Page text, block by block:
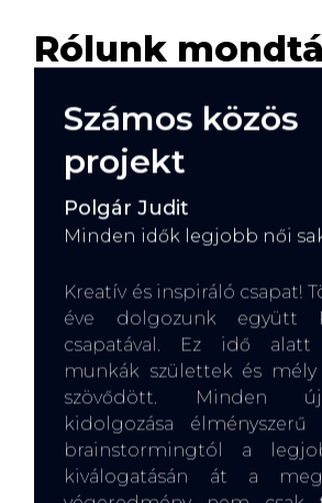
Rólunk
Számos közös
projekt
Polgár Judit
Minden idők legjobb női
Kreatív és inspiráló csapat!
éve dolgozunk együtt
csapatával. Ez idő alatt
munkák születtek és mély
szövődött. Minden
kidolgozása
brainstormingtól a
kiválogatásán át a